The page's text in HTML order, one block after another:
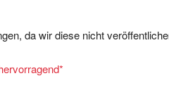
da wir diese nicht
*